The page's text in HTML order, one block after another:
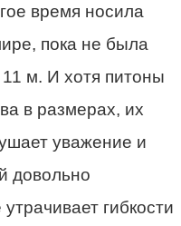
время носила
пока не была
м. И хотя питоны
в размерах, их
уважение и
довольно
гибкости